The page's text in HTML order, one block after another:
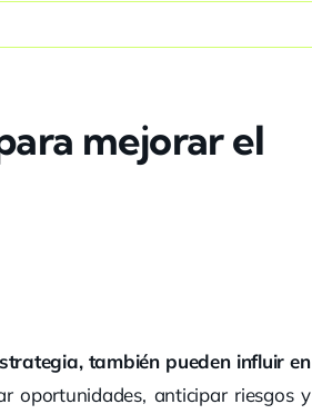
mejorar el
también pueden influir en
oportunidades, anticipar riesgos y